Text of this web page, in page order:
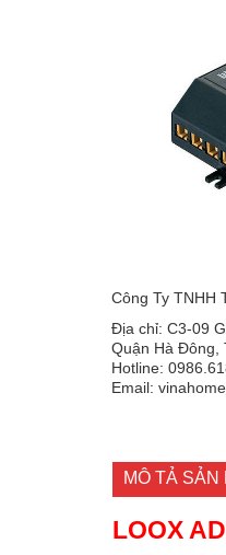
Công Ty TNHH
Địa chỉ: C3-09
Quận Hà Đông,
Hotline:
Email:
MÔ TẢ SẢN
LOOX